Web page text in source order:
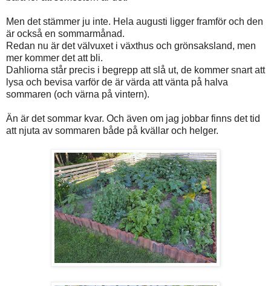
Men det stämmer ju inte. Hela augusti ligger framför och den
är också en sommarmånad.
Redan nu är det välvuxet i växthus och grönsaksland, men
mer kommer det att bli.
Dahliorna står precis i begrepp att slå ut, de kommer snart att
lysa och bevisa varför de är värda att vänta på halva
sommaren (och värna på vintern).
Än är det sommar kvar. Och även om jag jobbar finns det tid
att njuta av sommaren både på kvällar och helger.